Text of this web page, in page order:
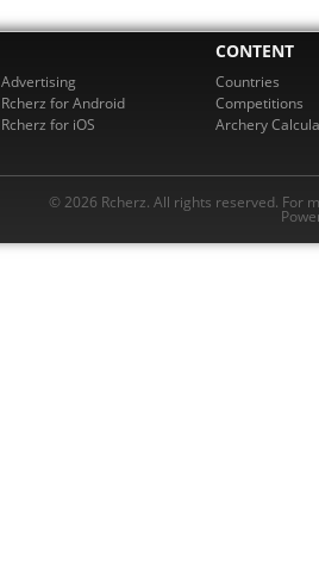
Advertising
Rcherz for Android
Rcherz for iOS
CONTENT
Countries
Competitions
Archery
© 2026 Rcherz. All rights reserved. For